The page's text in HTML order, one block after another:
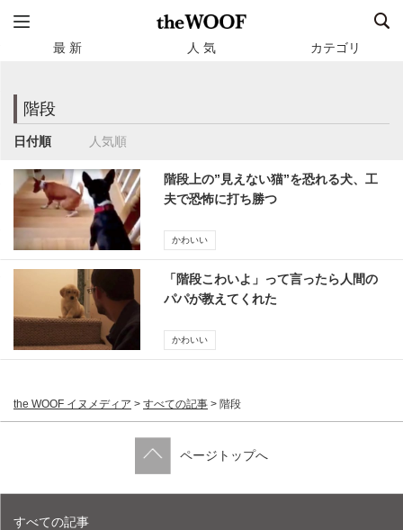
最 新 人 気 カテゴリ
階段
日付順 人気順
階段上の”見えない猫”を恐れる犬、工
夫で恐怖に打ち勝つ
かわいい
「階段こわいよ」って言ったら人間の
パパが教えてくれた
かわいい
the WOOF イヌメディア > すべての記事 > 階段
ページトップへ
すべての記事